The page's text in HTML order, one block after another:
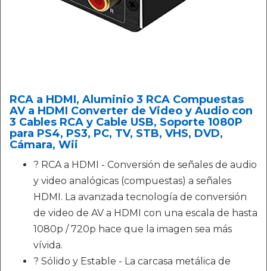
RCA a HDMI, Aluminio 3 RCA Compuestas
AV a HDMI Converter de Video y Audio con
3 Cables RCA y Cable USB, Soporte 1080P
para PS4, PS3, PC, TV, STB, VHS, DVD,
Cámara, Wii
? RCA a HDMI - Conversión de señales de audio
y video analógicas (compuestas) a señales
HDMI. La avanzada tecnología de conversión
de video de AV a HDMI con una escala de hasta
1080p / 720p hace que la imagen sea más
vívida.
? Sólido y Estable - La carcasa metálica de